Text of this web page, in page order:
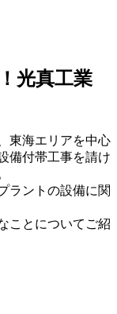
光真工業
東海エリアを中心
備付帯工事を請け
ラントの設備に関
ことについてご紹